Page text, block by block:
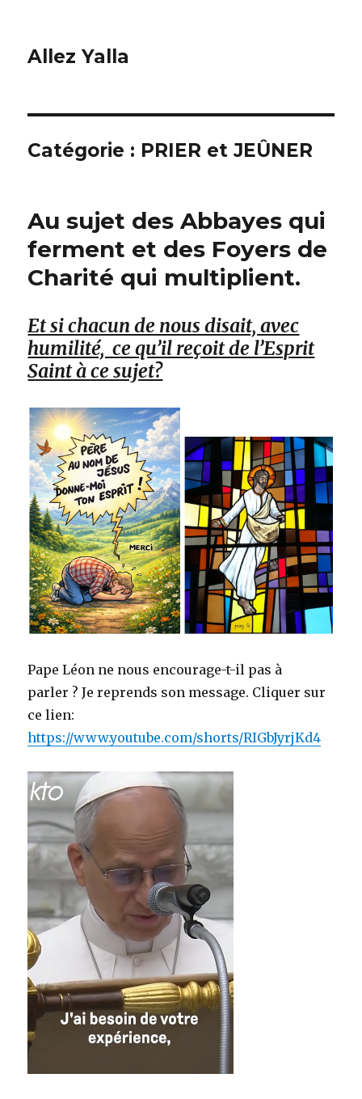
Allez Yalla
Catégorie : PRIER et JEÛNER
Au sujet des Abbayes qui
ferment et des Foyers de
Charité qui multiplient.
Et si chacun de nous disait, avec
humilité, ce qu’il reçoit de l’Esprit
Saint à ce sujet?
Pape Léon ne nous encourage-t-il pas à
parler ? Je reprends son message. Cliquer sur
ce lien:
https://www.youtube.com/shorts/RIGbJyrjKd4